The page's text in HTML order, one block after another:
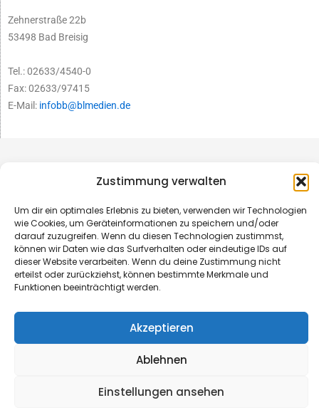
Zustimmung verwalten
Um dir ein optimales Erlebnis zu bieten, verwenden wir Technologien
wie Cookies, um Geräteinformationen zu speichern und/oder
darauf zuzugreifen. Wenn du diesen Technologien zustimmst,
können wir Daten wie das Surfverhalten oder eindeutige IDs auf
dieser Website verarbeiten. Wenn du deine Zustimmung nicht
erteilst oder zurückziehst, können bestimmte Merkmale und
Funktionen beeinträchtigt werden.
Akzeptieren
Ablehnen
Einstellungen ansehen
Zehnerstraße 22b
53498 Bad Breisig
Tel.: 02633/4540-0
Fax: 02633/97415
E-Mail: infobb@blmedien.de
Made with ♥ by HLT GmbH & Co. KG